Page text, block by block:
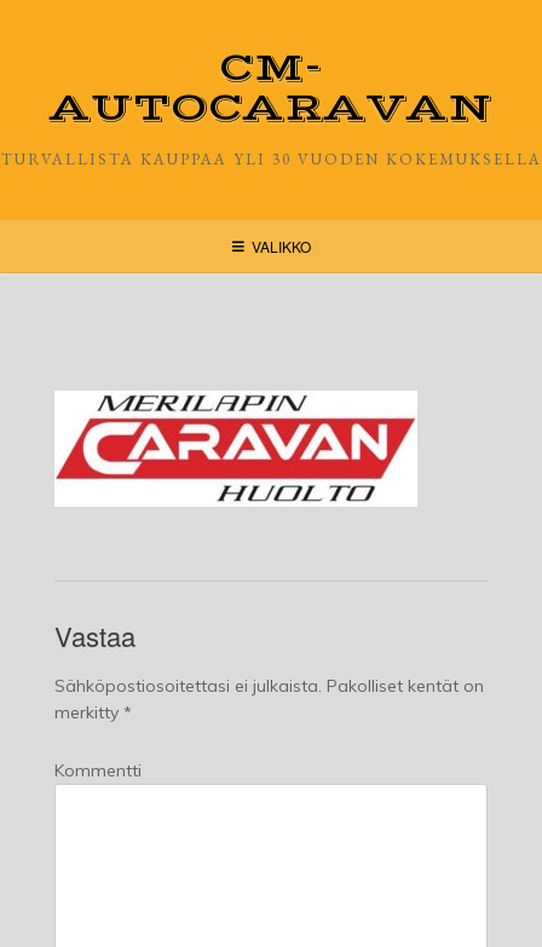
CM-
AUTOCARAVAN
TURVALLISTA KAUPPAA YLI 30 VUODEN KOKEMUKSELLA
VALIKKO
Vastaa
Sähköpostiosoitettasi ei julkaista. Pakolliset kentät on
merkitty *
Kommentti